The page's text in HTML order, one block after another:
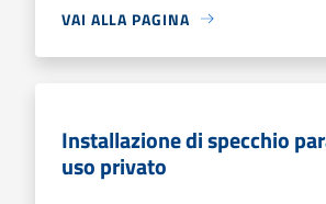
VAI ALLA PAGINA
Installazione di specchio
uso privato